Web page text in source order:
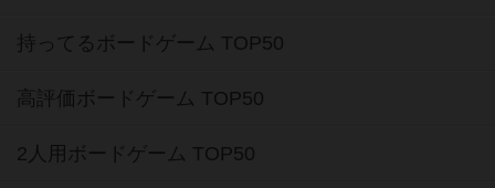
持ってるボードゲーム TOP50
高評価ボードゲーム TOP50
2人用ボードゲーム TOP50